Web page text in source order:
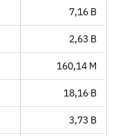
7,16 B
2,63 B
160,14 M
18,16 B
3,73 B